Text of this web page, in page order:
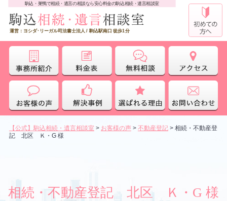
駒込・巣鴨で相続・遺言の相談なら安心料金の駒込相続・遺言相談室
運営：ヨシダ･リーガル司法書士法人 / 駒込駅南口 徒歩1分
【公式】駒込相続・遺言相談室 > お客様の声> 不動産登記> 相続・不動産登
記 北区 Ｋ・G 様
相続・不動産登記 北区 Ｋ・G 様